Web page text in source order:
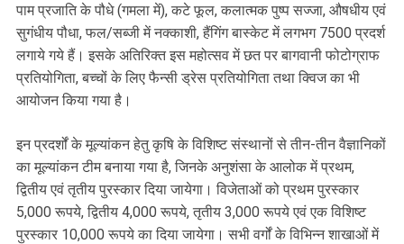
पाम प्रजाति के पौधे (गमला में), कटे फूल, कलात्मक पुष्प सज्जा, औषधीय एवं
सुगंधीय पौधा, फल/सब्जी में नक्काशी, हैंगिंग बास्केट में लगभग 7500 प्रदर्श
लगाये गये हैं। इसके अतिरिक्त इस महोत्सव में छत पर बागवानी फोटोग्राफ
प्रतियोगिता, बच्चों के लिए फैन्सी ड्रेस प्रतियोगिता तथा क्विज का भी
आयोजन किया गया है।
इन प्रदर्शों के मूल्यांकन हेतु कृषि के विशिष्ट संस्थानों से तीन-तीन वैज्ञानिकों
का मूल्यांकन टीम बनाया गया है, जिनके अनुशंसा के आलोक में प्रथम,
द्वितीय एवं तृतीय पुरस्कार दिया जायेगा। विजेताओं को प्रथम पुरस्कार
5,000 रूपये, द्वितीय 4,000 रूपये, तृतीय 3,000 रूपये एवं एक विशिष्ट
पुरस्कार 10,000 रूपये का दिया जायेगा। सभी वर्गों के विभिन्न शाखाओं में